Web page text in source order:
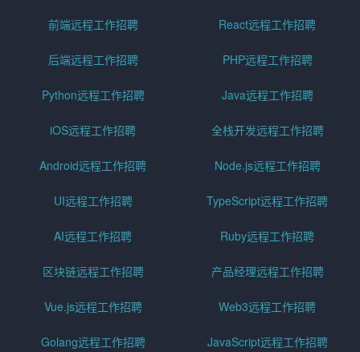
前端远程工作招聘 React远程工作招聘
后端远程工作招聘 PHP远程工作招聘
Python远程工作招聘 Java远程工作招聘
iOS远程工作招聘 全栈开发远程工作招聘
Android远程工作招聘 Node.js远程工作招聘
UI远程工作招聘 TypeScript远程工作招聘
AI远程工作招聘 Ruby远程工作招聘
区块链远程工作招聘 产品经理远程工作招聘
Vue.js远程工作招聘 Web3远程工作招聘
Golang远程工作招聘 JavaScript远程工作招聘